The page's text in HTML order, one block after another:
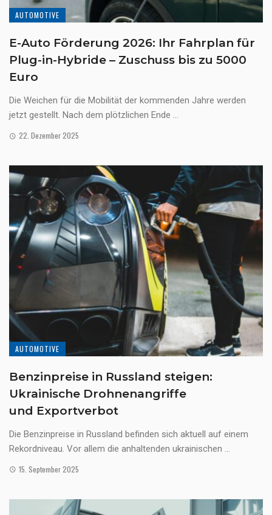
AUTOMOTIVE
E-Auto Förderung 2026: Ihr Fahrplan für
Plug-in-Hybride – Zuschuss bis zu 5000
Euro
Die Weichen für die Mobilität der kommenden Jahre werden
jetzt gestellt. Nach dem plötzlichen Ende ...
22. Dezember 2025
AUTOMOTIVE
Benzinpreise in Russland steigen:
Ukrainische Drohnenangriffe
und Exportverbot
Die Benzinpreise in Russland befinden sich aktuell auf einem
Rekordniveau. Vor allem die anhaltenden ukrainischen ...
15. September 2025